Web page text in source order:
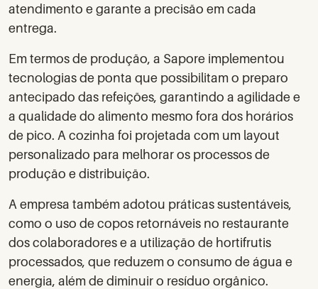
atendimento e garante a precisão em cada
entrega.
Em termos de produção, a Sapore implementou
tecnologias de ponta que possibilitam o preparo
antecipado das refeições, garantindo a agilidade e
a qualidade do alimento mesmo fora dos horários
de pico. A cozinha foi projetada com um layout
personalizado para melhorar os processos de
produção e distribuição.
A empresa também adotou práticas sustentáveis,
como o uso de copos retornáveis no restaurante
dos colaboradores e a utilização de hortifrutis
processados, que reduzem o consumo de água e
energia, além de diminuir o resíduo orgânico.